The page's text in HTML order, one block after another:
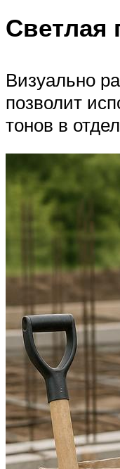
Светлая
Визуально
позволит
тонов в